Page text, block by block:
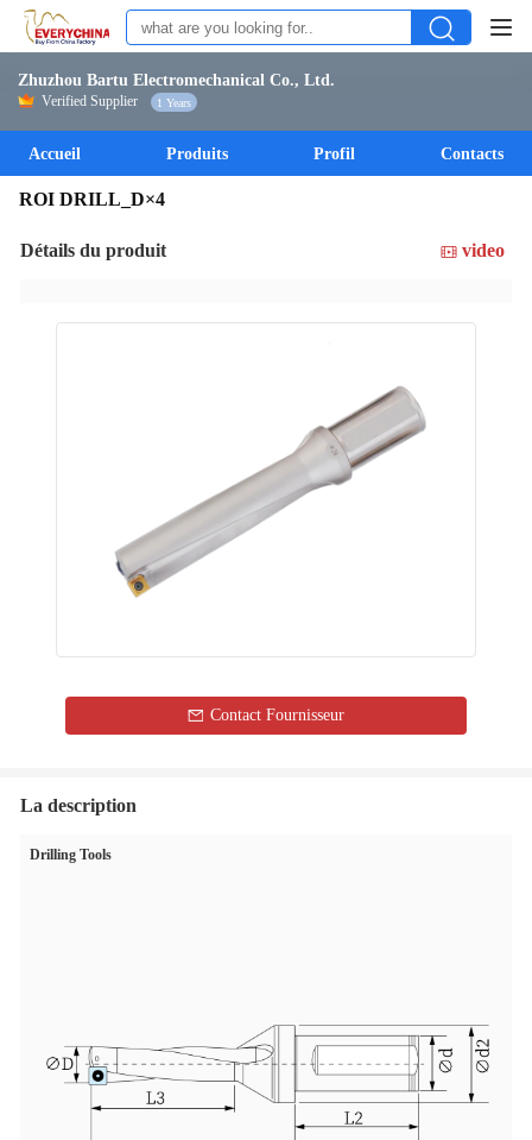
Zhuzhou Bartu Electromechanical Co., Ltd.
Verified Supplier 1 Years
Accueil Produits Profil Contacts
ROI DRILL_D×4
Détails du produit video
Contact Fournisseur
La description
Drilling Tools